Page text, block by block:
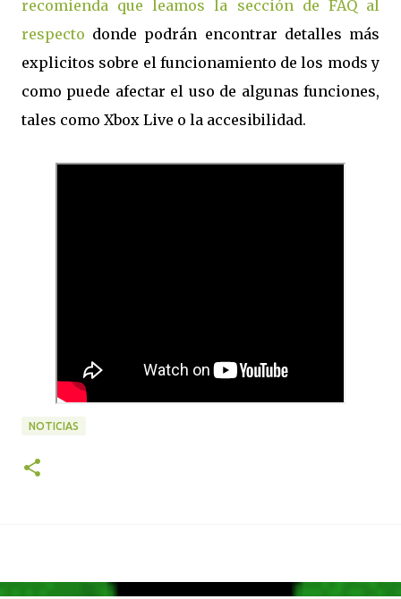
recomienda que leamos la sección de FAQ al
respecto donde podrán encontrar detalles más
explicitos sobre el funcionamiento de los mods y
como puede afectar el uso de algunas funciones,
tales como Xbox Live o la accesibilidad.
NOTICIAS